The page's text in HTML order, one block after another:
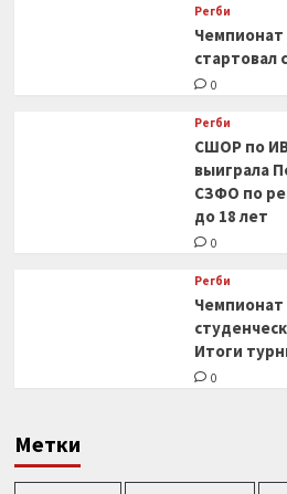
Регби
Чемпионат
стартовал
0
Регби
СШОР по
выиграла
СЗФО по
до 18 лет
0
Регби
Итоги
0
Метки